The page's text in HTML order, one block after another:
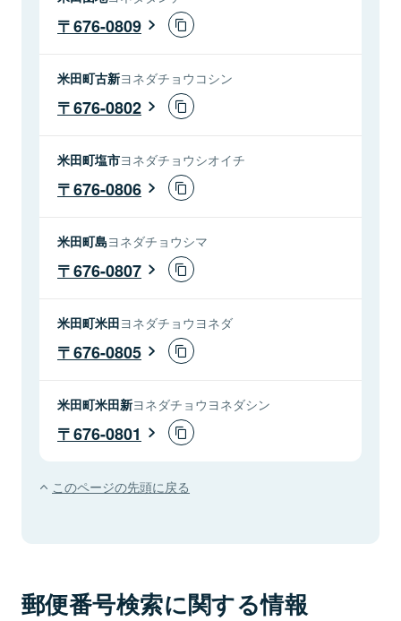
676-0809
米田町古新ヨネダチョウコシン
676-0802
米田町塩市ヨネダチョウシオイチ
676-0806
米田町島ヨネダチョウシマ
676-0807
米田町米田ヨネダチョウヨネダ
676-0805
米田町米田新ヨネダチョウヨネダシン
676-0801
このページの先頭に戻る
郵便番号検索に関する情報